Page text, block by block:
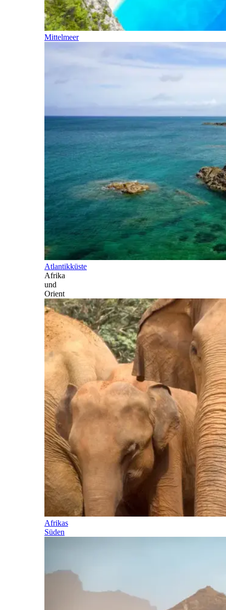
Mittelmeer
Atlantikküste
Afrika
und
Orient
Afrikas
Süden